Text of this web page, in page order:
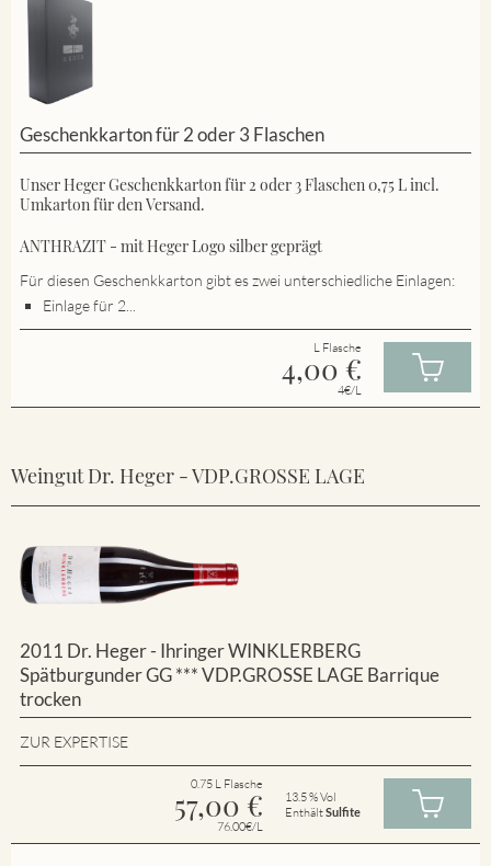
Geschenkkarton für 2 oder 3 Flaschen
Unser Heger Geschenkkarton für 2 oder 3 Flaschen 0,75 L incl.
Umkarton für den Versand.
ANTHRAZIT - mit Heger Logo silber geprägt
Für diesen Geschenkkarton gibt es zwei unterschiedliche Einlagen:
Einlage für 2...
L Flasche
4,00 €
4€/L
Weingut Dr. Heger - VDP.GROSSE LAGE
2011 Dr. Heger - Ihringer WINKLERBERG
Spätburgunder GG *** VDP.GROSSE LAGE Barrique
trocken
ZUR EXPERTISE
0.75 L Flasche
57,00 €
76.00€/L
13.5 % Vol
EnthältSulfite